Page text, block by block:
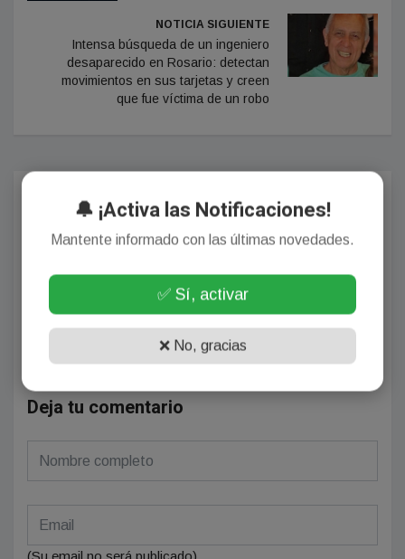
NOTICIA SIGUIENTE
Intensa búsqueda de un ingeniero
desaparecido en Rosario: detectan
movimientos en sus tarjetas y creen
que fue víctima de un robo
Comentarios
¡Sin comentarios aún!
Deja tu comentario
🔔 ¡Activa las Notificaciones!
Mantente informado con las últimas novedades.
✅ Sí, activar
❌ No, gracias